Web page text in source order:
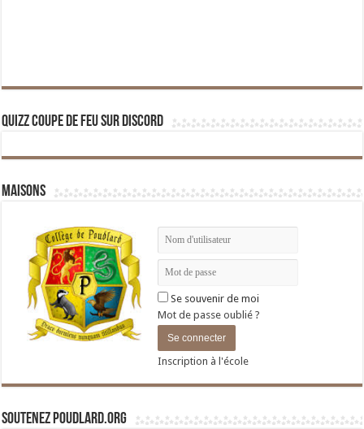
Quizz Coupe de Feu sur Discord
Maisons
Se souvenir de moi
Mot de passe oublié ?
Inscription à l'école
Soutenez Poudlard.org